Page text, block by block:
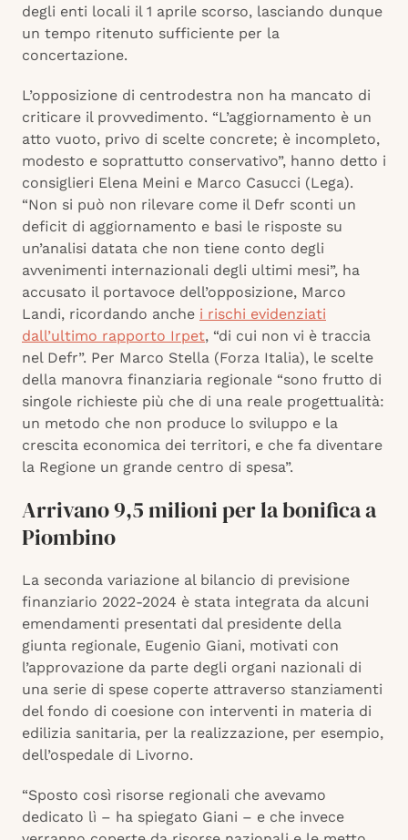
degli enti locali il 1 aprile scorso, lasciando dunque
un tempo ritenuto sufficiente per la
concertazione.
L’opposizione di centrodestra non ha mancato di
criticare il provvedimento. “L’aggiornamento è un
atto vuoto, privo di scelte concrete; è incompleto,
modesto e soprattutto conservativo”, hanno detto i
consiglieri Elena Meini e Marco Casucci (Lega).
“Non si può non rilevare come il Defr sconti un
deficit di aggiornamento e basi le risposte su
un’analisi datata che non tiene conto degli
avvenimenti internazionali degli ultimi mesi”, ha
accusato il portavoce dell’opposizione, Marco
Landi, ricordando anche i rischi evidenziati
dall’ultimo rapporto Irpet, “di cui non vi è traccia
nel Defr”. Per Marco Stella (Forza Italia), le scelte
della manovra finanziaria regionale “sono frutto di
singole richieste più che di una reale progettualità:
un metodo che non produce lo sviluppo e la
crescita economica dei territori, e che fa diventare
la Regione un grande centro di spesa”.
Arrivano 9,5 milioni per la bonifica a
Piombino
La seconda variazione al bilancio di previsione
finanziario 2022-2024 è stata integrata da alcuni
emendamenti presentati dal presidente della
giunta regionale, Eugenio Giani, motivati con
l’approvazione da parte degli organi nazionali di
una serie di spese coperte attraverso stanziamenti
del fondo di coesione con interventi in materia di
edilizia sanitaria, per la realizzazione, per esempio,
dell’ospedale di Livorno.
“Sposto così risorse regionali che avevamo
dedicato lì – ha spiegato Giani – e che invece